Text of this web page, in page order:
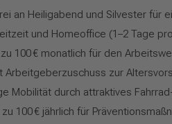
an Heiligabend und Silvester für
und Homeoffice (1–2 Tage
100 € monatlich für den
Arbeitgeberzuschuss zur
Mobilität durch attraktives
100 € jährlich für